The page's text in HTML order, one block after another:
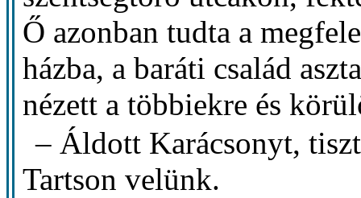
Ő azonban tudta a
házba, a baráti család
nézett a többiekre és
– Áldott Karácsonyt,
Tartson velünk.